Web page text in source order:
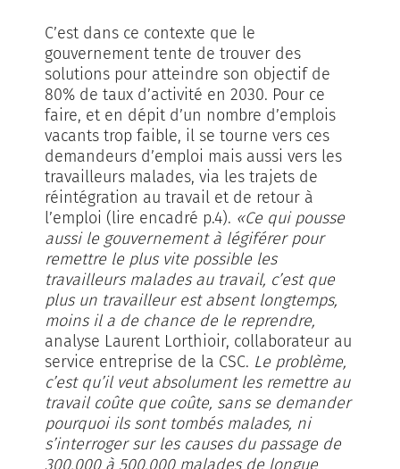
C’est dans ce contexte que le
gouvernement tente de trouver des
solutions pour atteindre son objectif de
80% de taux d’activité en 2030. Pour ce
faire, et en dépit d’un nombre d’emplois
vacants trop faible, il se tourne vers ces
demandeurs d’emploi mais aussi vers les
travailleurs malades, via les trajets de
réintégration au travail et de retour à
l’emploi (lire encadré p.4). «Ce qui pousse
aussi le gouvernement à légiférer pour
remettre le plus vite possible les
travailleurs malades au travail, c’est que
plus un travailleur est absent longtemps,
moins il a de chance de le reprendre,
analyse Laurent Lorthioir, collaborateur au
service entreprise de la CSC. Le problème,
c’est qu’il veut absolument les remettre au
travail coûte que coûte, sans se demander
pourquoi ils sont tombés malades, ni
s’interroger sur les causes du passage de
300.000 à 500.000 malades de longue